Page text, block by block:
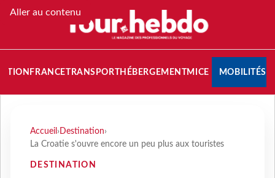
Aller au contenu
FRANCETRANSPORT HÉBERGEMENTMICE MOBILITÉS
Accueil › Destination›
La Croatie s'ouvre encore un peu plus aux touristes
DESTINATION